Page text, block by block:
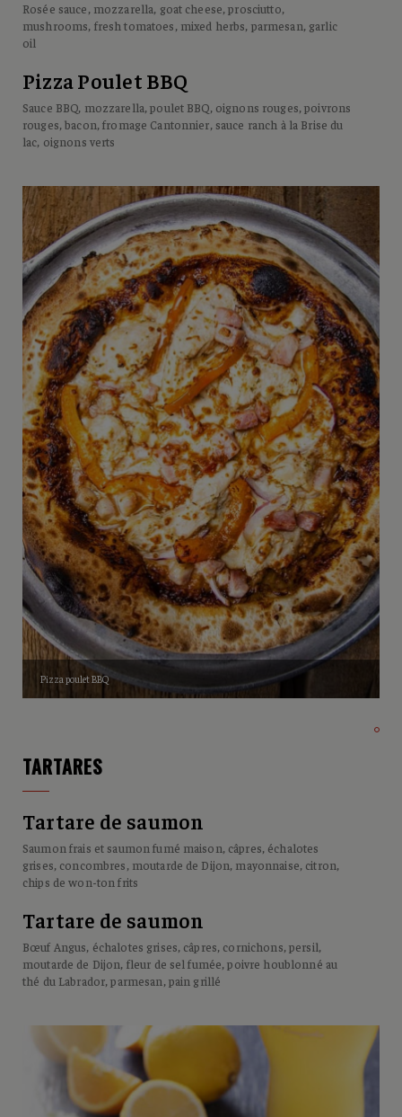
Rosée sauce, mozzarella, goat cheese, prosciutto,
mushrooms, fresh tomatoes, mixed herbs, parmesan, garlic
oil
Pizza Poulet BBQ
Sauce BBQ, mozzarella, poulet BBQ, oignons rouges, poivrons
rouges, bacon, fromage Cantonnier, sauce ranch à la Brise du
lac, oignons verts
Pizza poulet BBQ
TARTARES
Tartare de saumon
Saumon frais et saumon fumé maison, câpres, échalotes
grises, concombres, moutarde de Dijon, mayonnaise, citron,
chips de won-ton frits
Tartare de saumon
Bœuf Angus, échalotes grises, câpres, cornichons, persil,
moutarde de Dijon, fleur de sel fumée, poivre houblonné au
thé du Labrador, parmesan, pain grillé